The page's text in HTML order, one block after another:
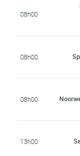
08h00
08h00
08h00
13h00